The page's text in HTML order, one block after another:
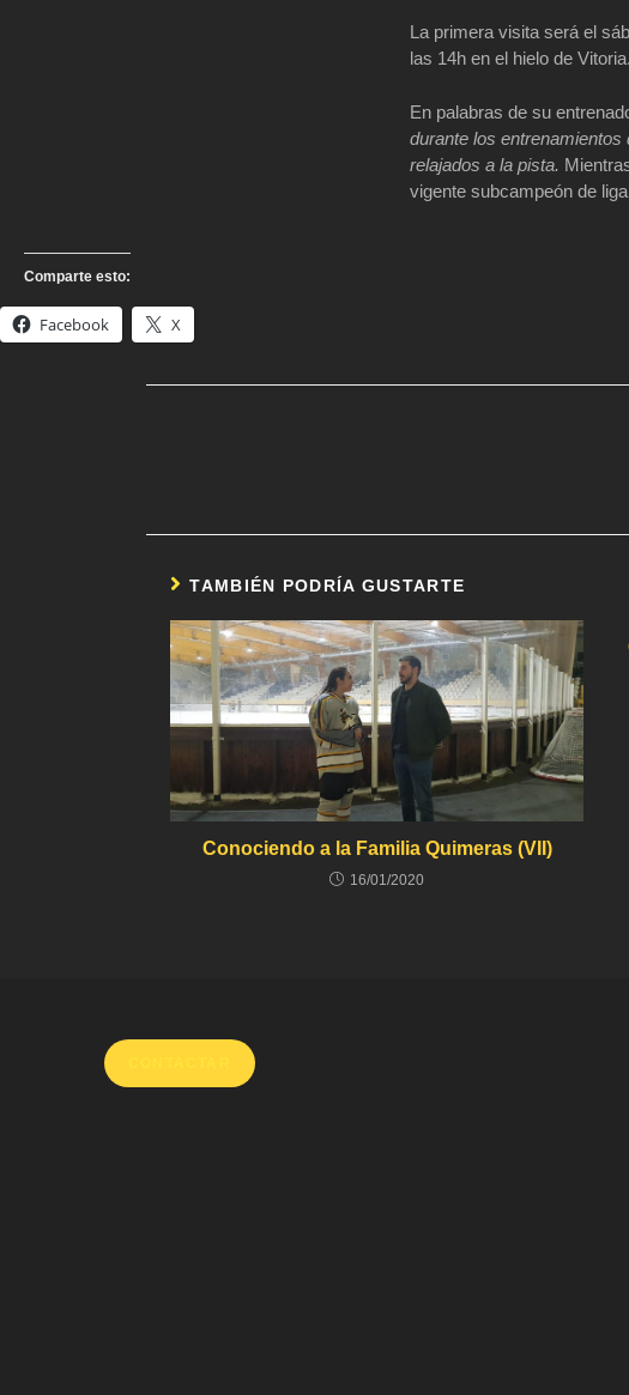
La primera visita será el
las 14h en el hielo de Vitoria.
En palabras de su
durante los
relajados a la pista.
vigente subcampeón de
Comparte esto:
Facebook X
TAMBIÉN PODRÍA GUSTARTE
Conociendo a la Familia Quimeras (VII)
16/01/2020